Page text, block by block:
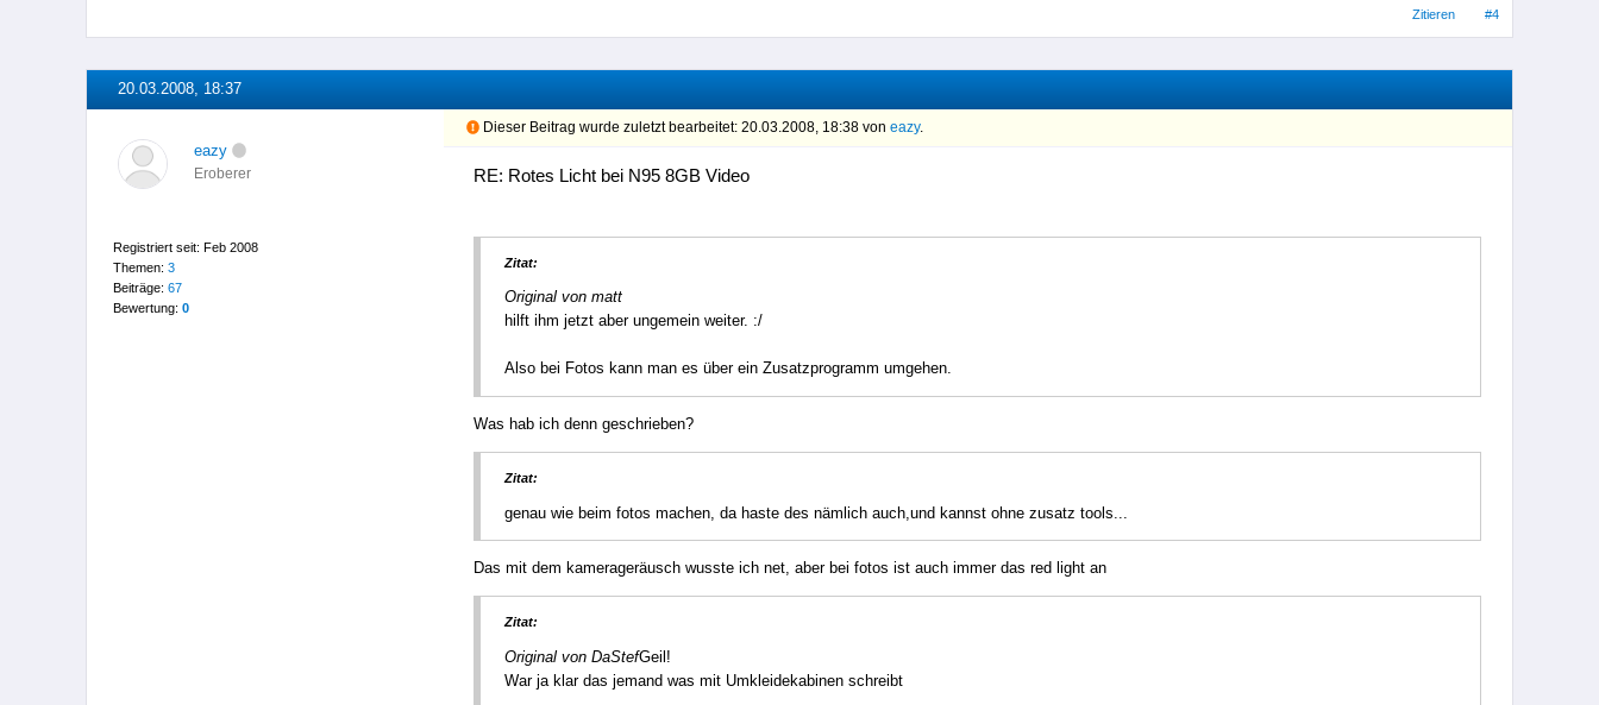
Zitieren #4
20.03.2008, 18:37
eazy
Eroberer
Registriert seit: Feb 2008
Themen: 3
Beiträge: 67
Bewertung: 0
Dieser Beitrag wurde zuletzt bearbeitet: 20.03.2008, 18:38 voneazy.
RE: Rotes Licht bei N95 8GB Video
Zitat:
Original von matt
hilft ihm jetzt aber ungemein weiter. :/
Also bei Fotos kann man es über ein Zusatzprogramm umgehen.
Was hab ich denn geschrieben?
Zitat:
genau wie beim fotos machen, da haste des nämlich auch,und kannst ohne zusatz tools...
Das mit dem kamerageräusch wusste ich net, aber bei fotos ist auch immer das red light an
Zitat:
Original von DaStefGeil!
War ja klar das jemand was mit Umkleidekabinen schreibt